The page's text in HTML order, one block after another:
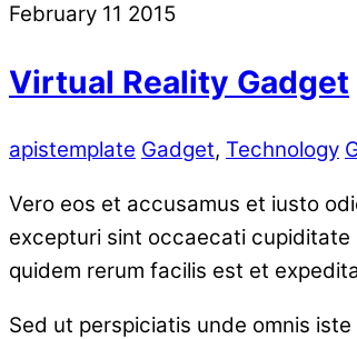
February 11 2015
Virtual Reality Gadget
apistemplate Gadget, Technology
Vero eos et accusamus et iusto
excepturi sint occaecati cupiditate
quidem rerum facilis est et
Sed ut perspiciatis unde omnis